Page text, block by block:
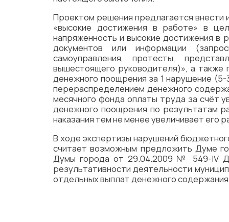
Проектом решения предлагается внести
«высокие достижения в работе» в
напряженность и высокие достижения в
документов или информации
самоуправления, протесты,
вышестоящего руководителя)», а также
денежного поощрения за 1 нарушение
перераспределением денежного
месячного фонда оплаты труда за счёт
денежного поощрения по результатам
наказания тем не менее увеличивает его
В ходе экспертизы нарушений
считает возможным предложить Думе
Думы города от 29.04.2009 № 549-IV
результативности деятельности
отдельных выплат денежного